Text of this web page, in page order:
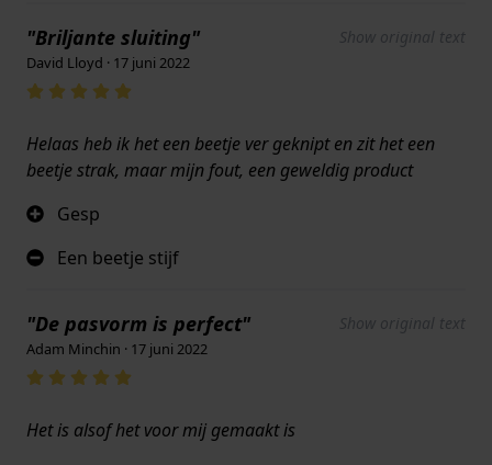
"Briljante sluiting" Show original text
David Lloyd · 17 juni 2022
Helaas heb ik het een beetje ver geknipt en zit het een
beetje strak, maar mijn fout, een geweldig product
Gesp
Een beetje stijf
"De pasvorm is perfect" Show original text
Adam Minchin · 17 juni 2022
Het is alsof het voor mij gemaakt is